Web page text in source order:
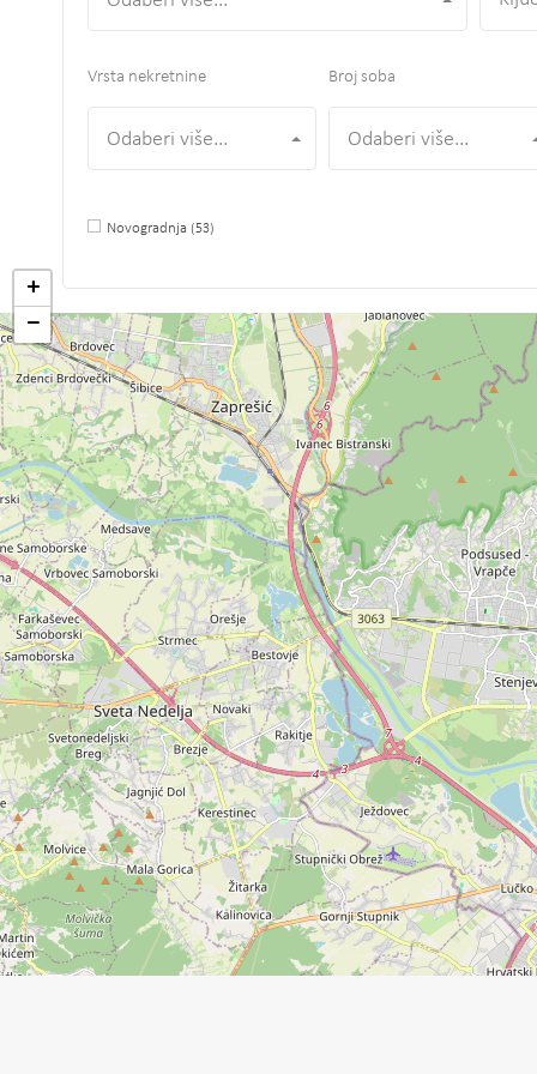
Vrsta nekretnine
Odaberi više...
Broj soba
Odaberi više...
Novogradnja (53)
+
−